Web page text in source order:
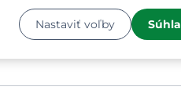
Nastaviť voľby